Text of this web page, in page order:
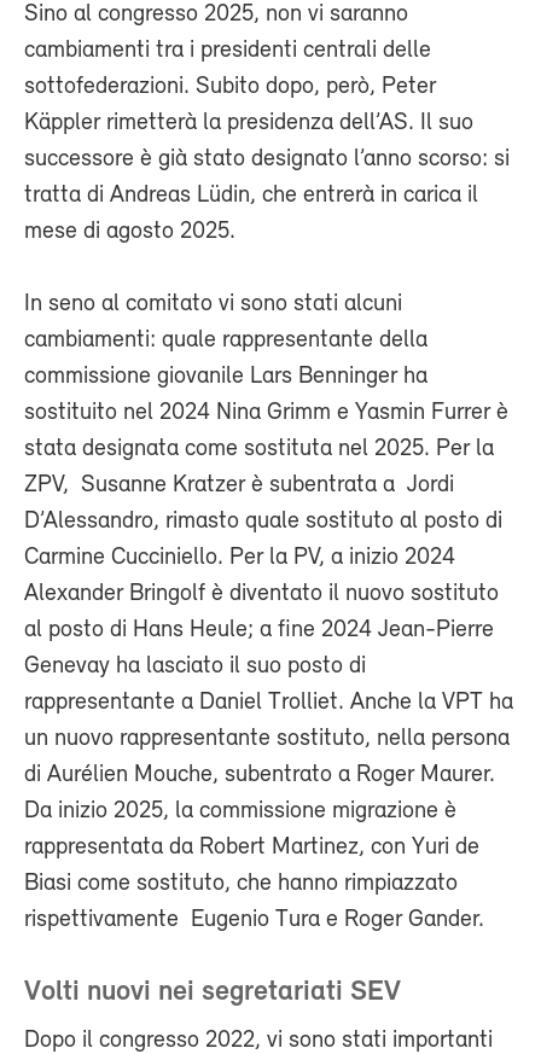
Sino al congresso 2025, non vi saranno
cambiamenti tra i presidenti centrali delle
sottofederazioni. Subito dopo, però, Peter
Käppler rimetterà la presidenza dell’AS. Il suo
successore è già stato designato l’anno scorso: si
tratta di Andreas Lüdin, che entrerà in carica il
mese di agosto 2025.
In seno al comitato vi sono stati alcuni
cambiamenti: quale rappresentante della
commissione giovanile Lars Benninger ha
sostituito nel 2024 Nina Grimm e Yasmin Furrer è
stata designata come sostituta nel 2025. Per la
ZPV, Susanne Kratzer è subentrata a Jordi
D’Alessandro, rimasto quale sostituto al posto di
Carmine Cucciniello. Per la PV, a inizio 2024
Alexander Bringolf è diventato il nuovo sostituto
al posto di Hans Heule; a fine 2024 Jean-Pierre
Genevay ha lasciato il suo posto di
rappresentante a Daniel Trolliet. Anche la VPT ha
un nuovo rappresentante sostituto, nella persona
di Aurélien Mouche, subentrato a Roger Maurer.
Da inizio 2025, la commissione migrazione è
rappresentata da Robert Martinez, con Yuri de
Biasi come sostituto, che hanno rimpiazzato
rispettivamente Eugenio Tura e Roger Gander.
Volti nuovi nei segretariati SEV
Dopo il congresso 2022, vi sono stati importanti